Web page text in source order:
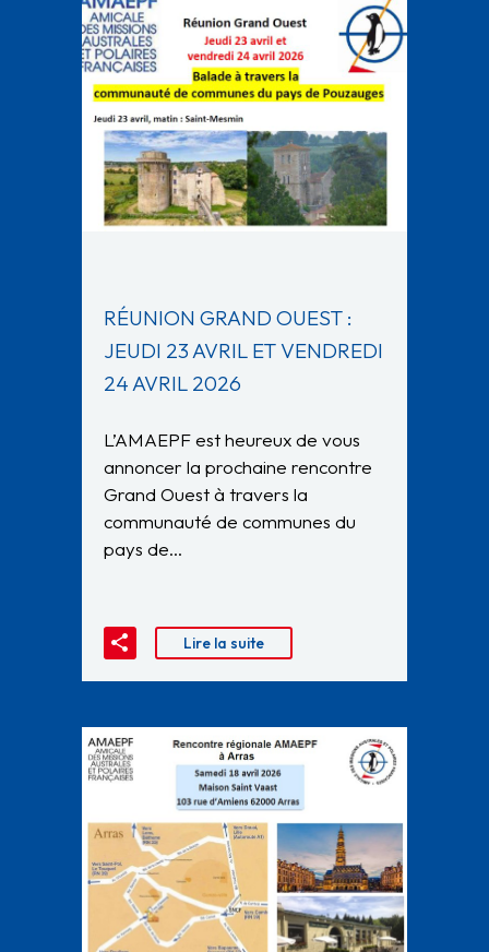
RÉUNION GRAND OUEST :
JEUDI 23 AVRIL ET VENDREDI
24 AVRIL 2026
L’AMAEPF est heureux de vous
annoncer la prochaine rencontre
Grand Ouest à travers la
communauté de communes du
pays de…
Lire la suite